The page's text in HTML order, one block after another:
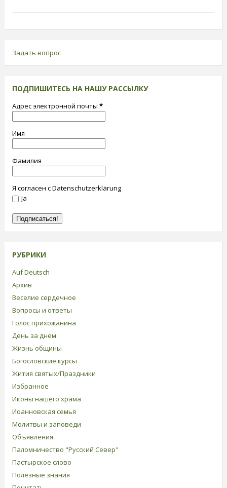
Задать вопрос
ПОДПИШИТЕСЬ НА НАШУ РАССЫЛКУ
Адрес электронной почты *
Имя
Фамилия
Я согласен с Datenschutzerklärung
Ja
РУБРИКИ
Auf Deutsch
Архив
Веселие сердечное
Вопросы и ответы
Голос прихожанина
День за днем
Жизнь общины
Богословские курсы
Жития святых/Праздники
Избранное
Иконы нашего храма
Иоанновская семья
Молитвы и заповеди
Объявления
Паломничество "Русский Север"
Пастырское слово
Полезные знания